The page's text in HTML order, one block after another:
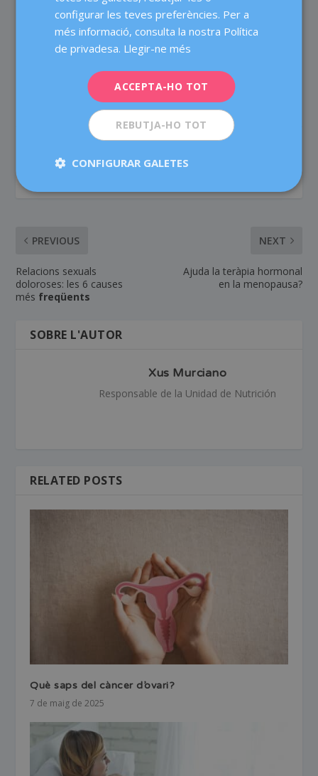
servir un pinzell amb aigua per no sortir-te del
contorn.
Gaudeix del Nadal!
PREVIOUS
Relacions sexuals
doloroses: les 6 causes
més freqüents
NEXT
Ajuda la teràpia hormonal
en la menopausa?
SOBRE L'AUTOR
Xus Murciano
Responsable de la Unidad de Nutrición
RELATED POSTS
Què saps del càncer d’ovari?
7 de maig de 2025
DEUTSCH
configurar les teves preferències. Per a
més informació, consulta la nostra Política
de privadesa. Llegir-ne més
ACCEPTA-HO TOT
REBUTJA-HO TOT
CONFIGURAR GALETES